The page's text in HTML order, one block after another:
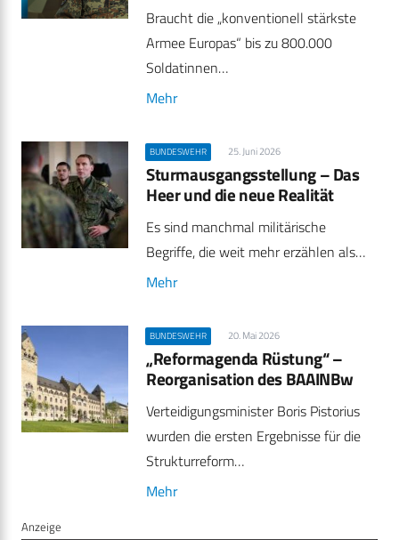
Braucht die „konventionell stärkste
Armee Europas“ bis zu 800.000
Soldatinnen…
Mehr
BUNDESWEHR 25. Juni 2026
Sturmausgangsstellung – Das
Heer und die neue Realität
Es sind manchmal militärische
Begriffe, die weit mehr erzählen als…
Mehr
BUNDESWEHR 20. Mai 2026
„Reformagenda Rüstung“ –
Reorganisation des BAAINBw
Verteidigungsminister Boris Pistorius
wurden die ersten Ergebnisse für die
Strukturreform…
Mehr
Anzeige